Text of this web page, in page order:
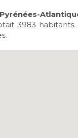
Pyrénées-
3983 habitants.